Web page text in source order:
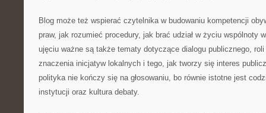
Blog może też wspierać czytelnika w budowaniu kompetencji
praw, jak rozumieć procedury, jak brać udział w życiu wspólnoty
ujęciu ważne są także tematy dotyczące dialogu publicznego,
znaczenia inicjatyw lokalnych i tego, jak tworzy się interes
polityka nie kończy się na głosowaniu, bo równie istotne jest
instytucji oraz kultura debaty.